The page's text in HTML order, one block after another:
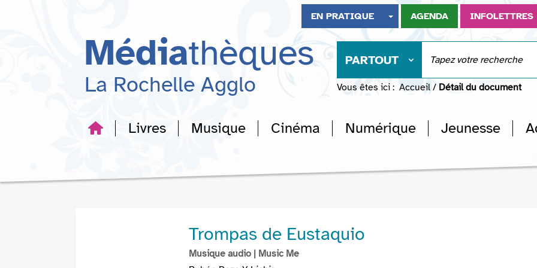
recherche
EN PRATIQUE AGENDA INFOLETTRES
Médiathèques
La Rochelle Agglo
PARTOUT
Vous êtes ici : Accueil / Détail du document
Livres Musique Cinéma Numérique Jeunesse
Trompas de Eustaquio
Musique audio | Music Me